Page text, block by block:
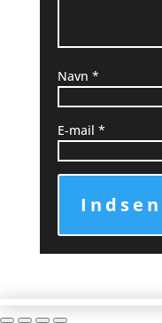
Navn *
E-mail *